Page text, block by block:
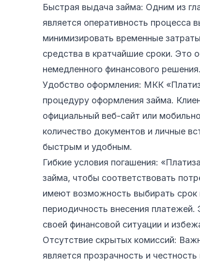
Быстрая выдача займа: Одним из
является оперативность процесса
минимизировать временные
средства в кратчайшие сроки. Это
немедленного финансового решения.
Удобство оформления: МКК
процедуру оформления займа.
официальный веб-сайт или
количество документов и личные
быстрым и удобным.
Гибкие условия погашения:
займа, чтобы соответствовать
имеют возможность выбирать срок
периодичность внесения
своей финансовой ситуации и
Отсутствие скрытых комиссий:
является прозрачность и